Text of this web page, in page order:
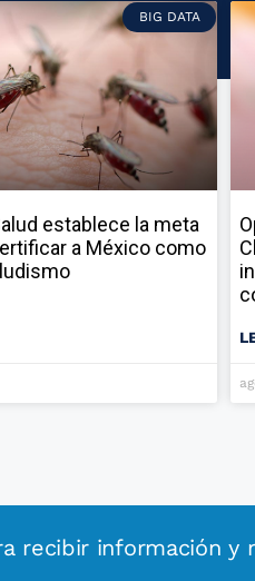
BIG DATA
establece la meta
a México como
recibir información y